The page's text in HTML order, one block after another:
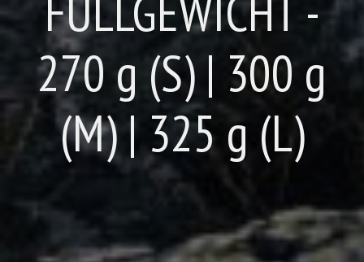
270 g (S) | 300 g
(M) | 325 g (L)